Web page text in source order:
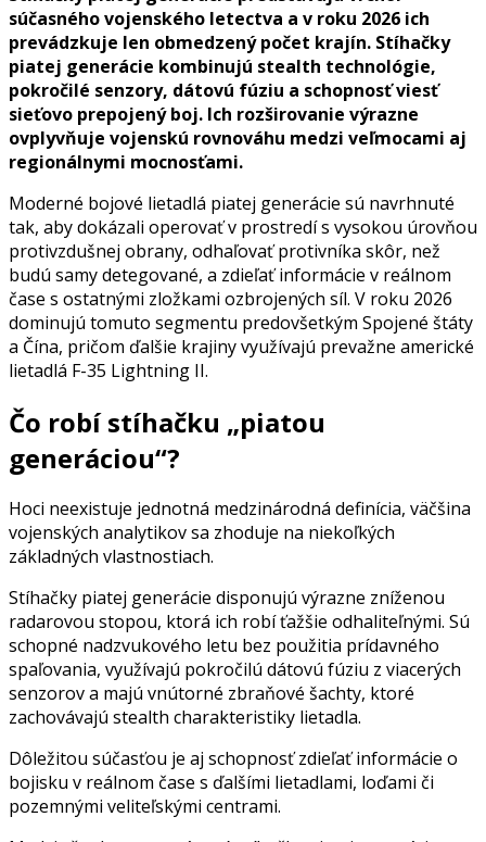
súčasného vojenského letectva a v roku 2026 ich
prevádzkuje len obmedzený počet krajín. Stíhačky
piatej generácie kombinujú stealth technológie,
pokročilé senzory, dátovú fúziu a schopnosť viesť
sieťovo prepojený boj. Ich rozširovanie výrazne
ovplyvňuje vojenskú rovnováhu medzi veľmocami aj
regionálnymi mocnosťami.
Moderné bojové lietadlá piatej generácie sú navrhnuté
tak, aby dokázali operovať v prostredí s vysokou úrovňou
protivzdušnej obrany, odhaľovať protivníka skôr, než
budú samy detegované, a zdieľať informácie v reálnom
čase s ostatnými zložkami ozbrojených síl. V roku 2026
dominujú tomuto segmentu predovšetkým Spojené štáty
a Čína, pričom ďalšie krajiny využívajú prevažne americké
lietadlá F-35 Lightning II.
Čo robí stíhačku „piatou
generáciou“?
Hoci neexistuje jednotná medzinárodná definícia, väčšina
vojenských analytikov sa zhoduje na niekoľkých
základných vlastnostiach.
Stíhačky piatej generácie disponujú výrazne zníženou
radarovou stopou, ktorá ich robí ťažšie odhaliteľnými. Sú
schopné nadzvukového letu bez použitia prídavného
spaľovania, využívajú pokročilú dátovú fúziu z viacerých
senzorov a majú vnútorné zbraňové šachty, ktoré
zachovávajú stealth charakteristiky lietadla.
Dôležitou súčasťou je aj schopnosť zdieľať informácie o
bojisku v reálnom čase s ďalšími lietadlami, loďami či
pozemnými veliteľskými centrami.